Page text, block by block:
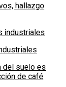
hallazgo